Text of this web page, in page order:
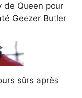
de Queen pour
Geezer Butler
sûrs après